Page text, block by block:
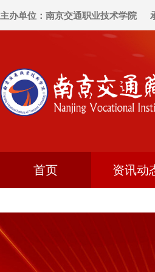
主办单位：南京交通职业技术学院
首页 资讯动